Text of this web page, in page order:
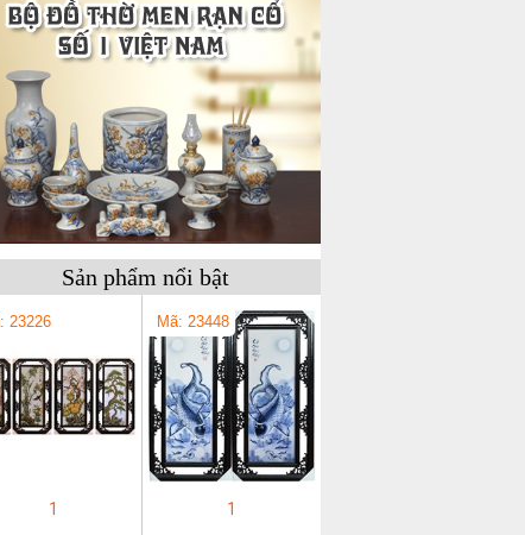
Sản phẩm nổi bật
23226
1
Mã: 23448
1